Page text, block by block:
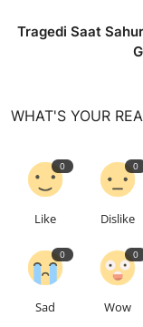
Tragedi Saat
WHAT'S YOUR
0
Like
0
Dislike
0
Sad
0
Wow